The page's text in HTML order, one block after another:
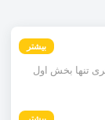
بیشتر
تنها بخش اول